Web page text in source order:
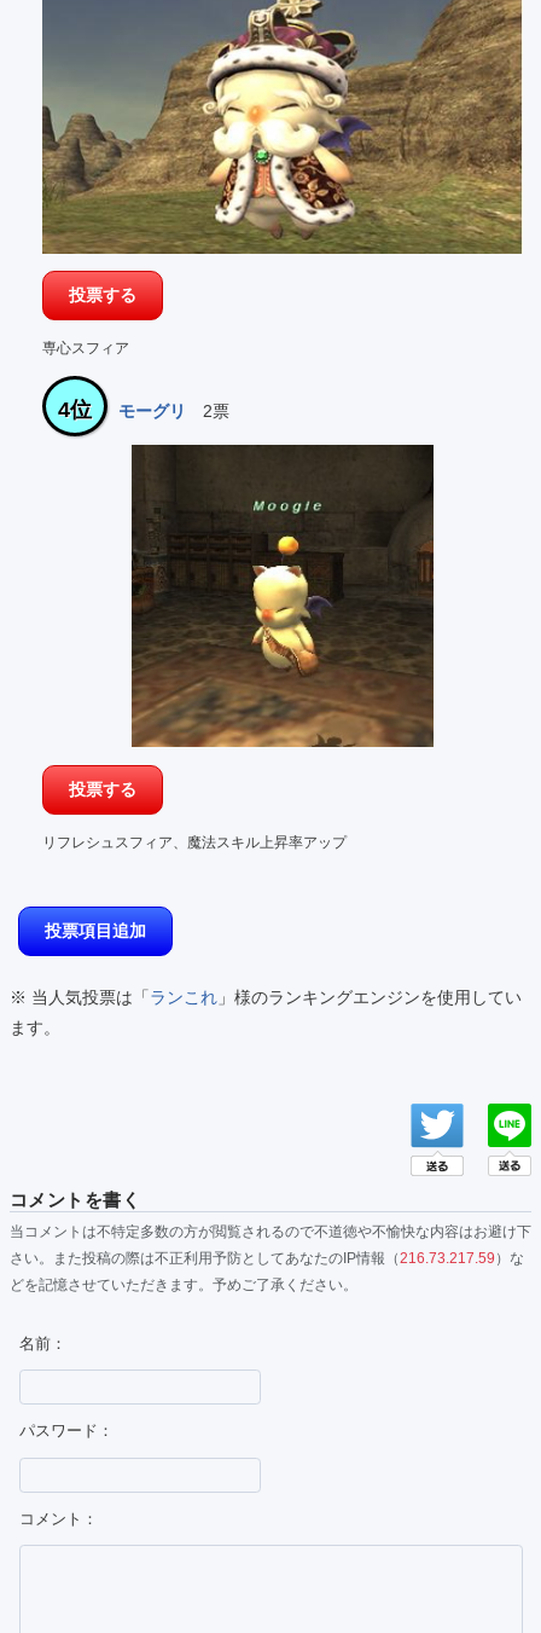
専心スフィア
4位 モーグリ 2票
リフレシュスフィア、魔法スキル上昇率アップ
※ 当人気投票は「ランこれ 」様のランキングエンジンを使用してい
ます。
コメントを書く
当コメントは不特定多数の方が閲覧されるので不道徳や不愉快な内容はお避け下
さい。また投稿の際は不正利用予防としてあなたのIP情報（216.73.217.59 ）な
どを記憶させていただきます。予めご了承ください。
名前：
パスワード：
コメント：